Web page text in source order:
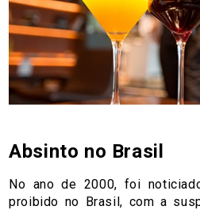
Absinto no Brasil
No ano de 2000, foi
proibido no Brasil, com a